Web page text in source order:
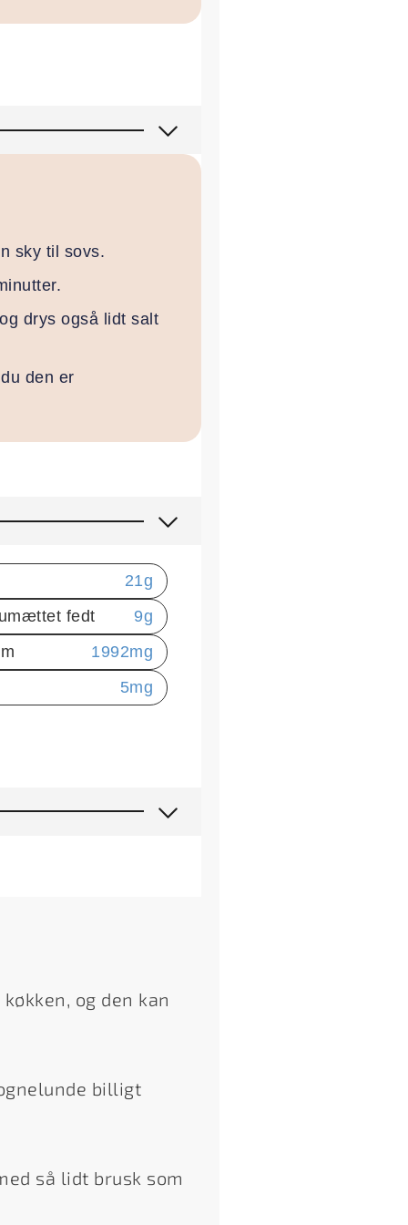
sky til sovs.
drys også lidt salt
den er
21g
fedt
9g
1992mg
5mg
og den kan
billigt
så lidt brusk som